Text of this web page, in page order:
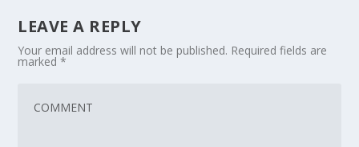
LEAVE A REPLY
Your email address will not be published. Required fields are
marked*